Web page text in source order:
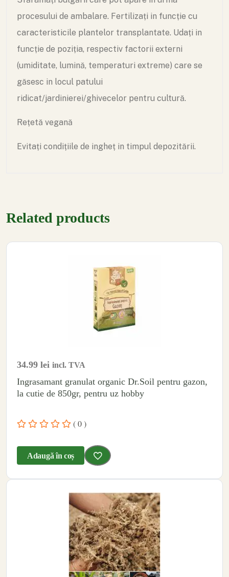
procesului de ambalare. Fertilizați in funcție cu
caracteristicile plantelor transplantate. Udați in
funcție de poziția, respectiv factorii externi
(umiditate, lumină, temperaturi extreme) care se
găsesc in locul patului
ridicat/jardinierei/ghivecelor pentru cultură.
Rețetă vegană
Evitați condițiile de ingheț in timpul depozitării.
Related products
34.99 lei incl. TVA
Ingrasamant granulat organic Dr.Soil pentru gazon,
la cutie de 850gr, pentru uz hobby
( 0 )
Adaugă în coș